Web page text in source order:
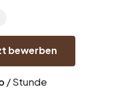
bewerben
/ Stunde